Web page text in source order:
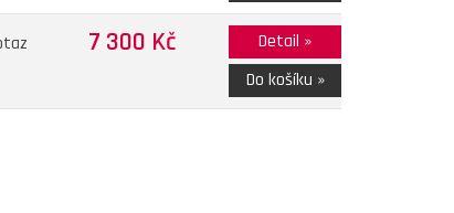
7 300 Kč
Detail »
Do košíku »